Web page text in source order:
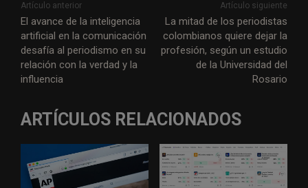
Artículo anterior
El avance de la inteligencia
artificial en la comunicación
desafía al periodismo en su
relación con la verdad y la
influencia
Artículo siguiente
La mitad de los periodistas
colombianos quiere dejar la
profesión, según un estudio
de la Universidad del
Rosario
ARTÍCULOS RELACIONADOS